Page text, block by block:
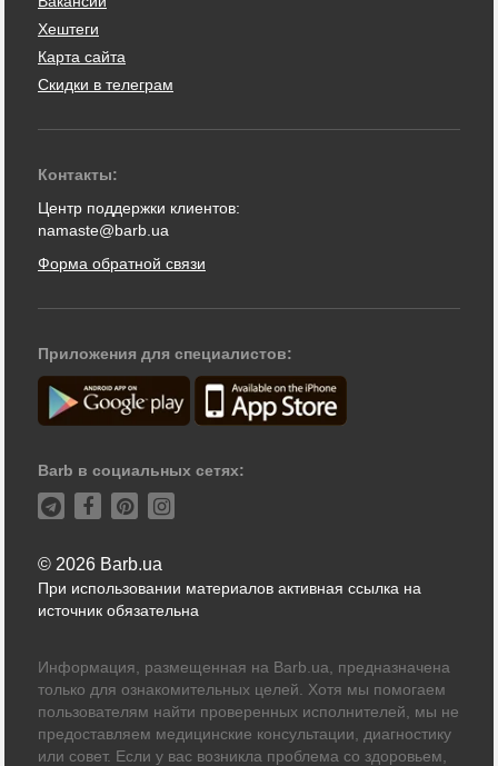
Хештеги
Карта сайта
Скидки в телеграм
Контакты:
Центр поддержки клиентов:
namaste@barb.ua
Форма обратной связи
Приложения для специалистов:
Barb в социальных сетях:
© 2026 Barb.ua
При использовании материалов активная ссылка на
источник обязательна
Информация, размещенная на Barb.ua, предназначена
только для ознакомительных целей. Хотя мы помогаем
пользователям найти проверенных исполнителей, мы не
предоставляем медицинские консультации, диагностику
или совет. Если у вас возникла проблема со здоровьем,